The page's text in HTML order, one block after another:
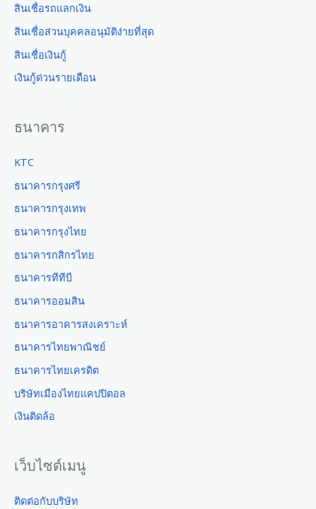
สินเชื่อรถแลกเงิน
สินเชื่อส่วนบุคคลอนุมัติง่ายที่สุด
สินเชื่อเงินกู้
เงินกู้ด่วนรายเดือน
ธนาคาร
KTC
ธนาคารกรุงศรี
ธนาคารกรุงเทพ
ธนาคารกรุงไทย
ธนาคารกสิกรไทย
ธนาคารทีทีบี
ธนาคารออมสิน
ธนาคารอาคารสงเคราะห์
ธนาคารไทยพาณิชย์
ธนาคารไทยเครดิต
บริษัทเมืองไทยแคปปิตอล
เงินติดล้อ
เว็บไซต์เมนู
ติดต่อกับบริษัท